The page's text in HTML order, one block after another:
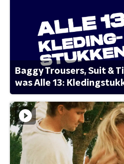
Baggy Trousers, Suit &
was Alle 13: